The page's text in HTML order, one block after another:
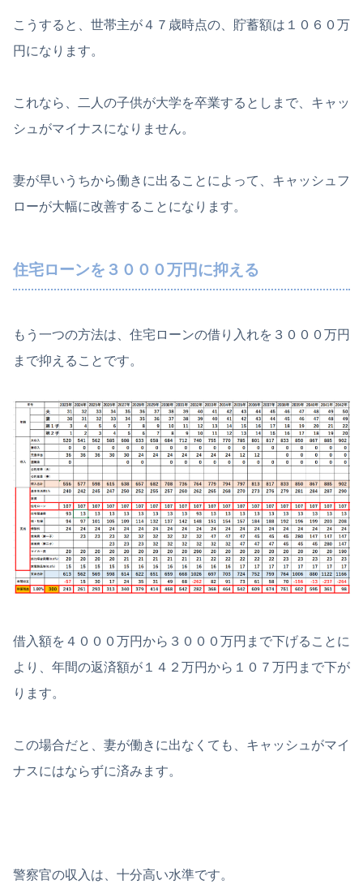
こうすると、世帯主が４７歳時点の、貯蓄額は１０６０万
円になります。
これなら、二人の子供が大学を卒業するとしまで、キャッ
シュがマイナスになりません。
妻が早いうちから働きに出ることによって、キャッシュフ
ローが大幅に改善することになります。
住宅ローンを３０００万円に抑える
もう一つの方法は、住宅ローンの借り入れを３０００万円
まで抑えることです。
借入額を４０００万円から３０００万円まで下げることに
より、年間の返済額が１４２万円から１０７万円まで下が
ります。
この場合だと、妻が働きに出なくても、キャッシュがマイ
ナスにはならずに済みます。
警察官の収入は、十分高い水準です。